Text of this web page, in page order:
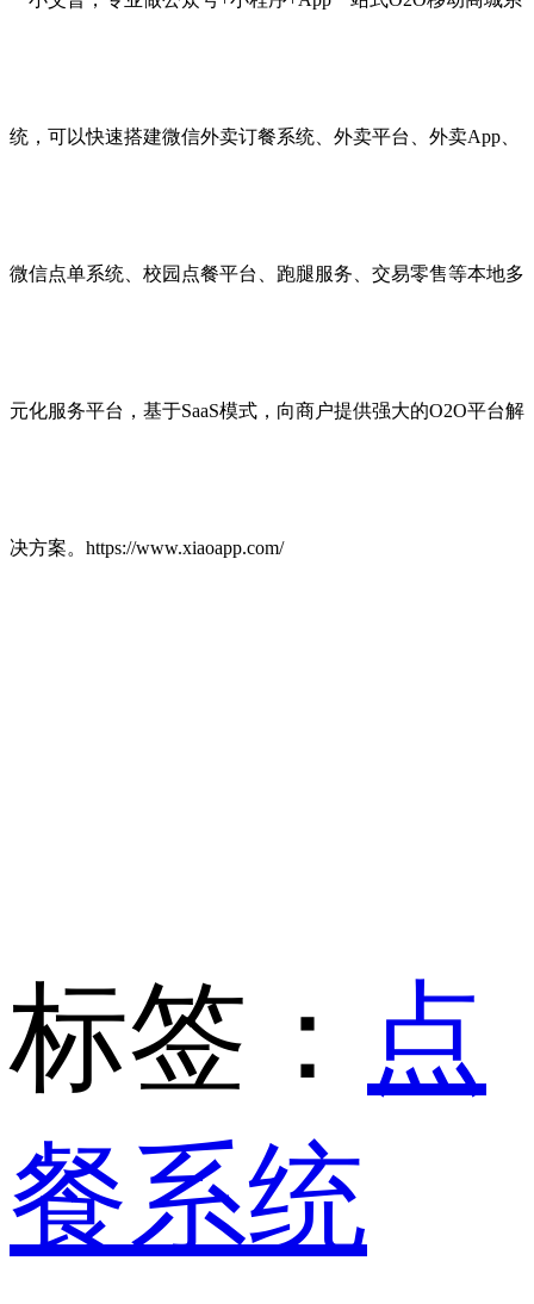
统，可以快速搭建微信外卖订餐系统、外卖平台、外卖App、
微信点单系统、校园点餐平台、跑腿服务、交易零售等本地多
元化服务平台，基于SaaS模式，向商户提供强大的O2O平台解
决方案。https://www.xiaoapp.com/
标签： 点
餐系统